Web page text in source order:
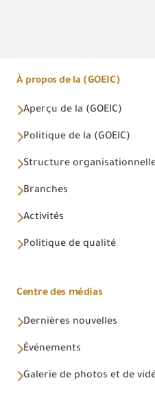
À propos de la (GOEIC)
Aperçu de la (GOEIC)
Politique de la (GOEIC)
Structure
Branches
Activités
Politique de qualité
Centre des médias
Dernières nouvelles
Événements
Galerie de photos et de